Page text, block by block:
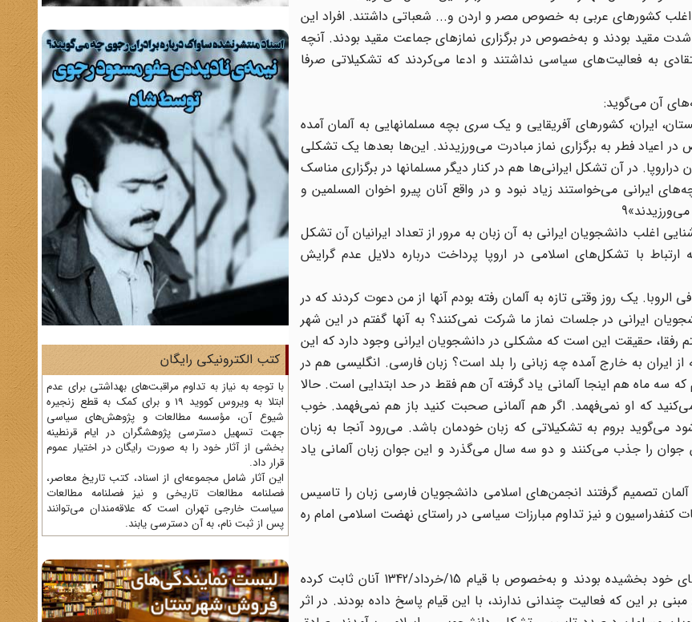
اغلب کشورهای عربی به خصوص مصر و اردن و... شعباتی داشتند. افراد این
مقید بودند و به‌خصوص در برگزاری نمازهای جماعت مقید بودند. آنچه
به فعالیت‌های سیاسی نداشتند و ادعا می‌کردند که تشکیلاتی صرفا
آن می‌گوید:
ایران، کشورهای آفریقایی و یک سری بچه مسلمانهایی به آلمان آمده
فطر به برگزاری نماز مبادرت می‌ورزیدند. این‌ها بعدها یک تشکلی
در آن تشکل ایرانی‌ها هم در کنار دیگر مسلمانها در برگزاری مناسک
ایرانی می‌خواستند زیاد نبود و در واقع آنان پیرو اخوان المسلمین و
اغلب دانشجویان ایرانی به آن زبان به مرور از تعداد ایرانیان آن تشکل
1344ش به آلمان رفت و به ارتباط با تشکل‌های اسلامی در اروپا پرداخت درباره دلایل عدم گرایش
یک روز وقتی تازه به آلمان رفته بودم آنها از من دعوت کردند که در
ایرانی در جلسات نماز ما شرکت نمی‌کنند؟ به آنها گفتم در این شهر
رفقا، حقیقت این است که مشکلی در دانشجویان ایرانی وجود دارد که این
به خارج آمده چه زبانی را بلد است؟ زبان فارسی. انگلیسی هم در
سه ماه هم اینجا آلمانی یاد گرفته آن هم فقط در حد ابتدایی است. حالا
که او نمی‌فهمد. اگر هم آلمانی صحبت کنید باز هم نمی‌فهمد. خوب
بروم به تشکیلاتی که زبان خودمان باشد. می‌رود آنجا به زبان
را جذب می‌کنند و دو سه سال می‌گذرد و این جوان زبان آلمانی یاد
تصمیم گرفتند انجمن‌های اسلامی دانشجویان فارسی زبان را تاسیس
کنفدراسیون و نیز تداوم مبارزات سیاسی در راستای نهضت اسلامی امام ره
این در حالی بود که در داخل کشور مذهبیون تحرکی به فعالیت‌های خود بخشیده بودند و به‌خصوص با قیام 15/خرداد/1342 آنان ثابت کرده
بر این که فعالیت چندانی ندارند، با این قیام پاسخ داده بودند. در اثر
کتب الکترونیکی رایگان
با توجه به نیاز به تداوم مراقبت‌های بهداشتی برای عدم
ابتلا به ویروس کووید 19 و برای کمک به قطع زنجیره
شیوع آن، مؤسسه مطالعات و پژوهش‌های سیاسی
جهت تسهیل دسترسی پژوهشگران در ایام قرنطینه
بخشی از آثار خود را به صورت رایگان در اختیار عموم
قرار داد.
این آثار شامل مجموعه‌ای از اسناد، کتب تاریخ معاصر،
فصلنامه‌ مطالعات تاریخی و نیز فصلنامه مطالعات
سیاست خارجی تهران است که علاقه‌مندان می‌توانند
پس از ثبت نام، به آن دسترسی یابند.